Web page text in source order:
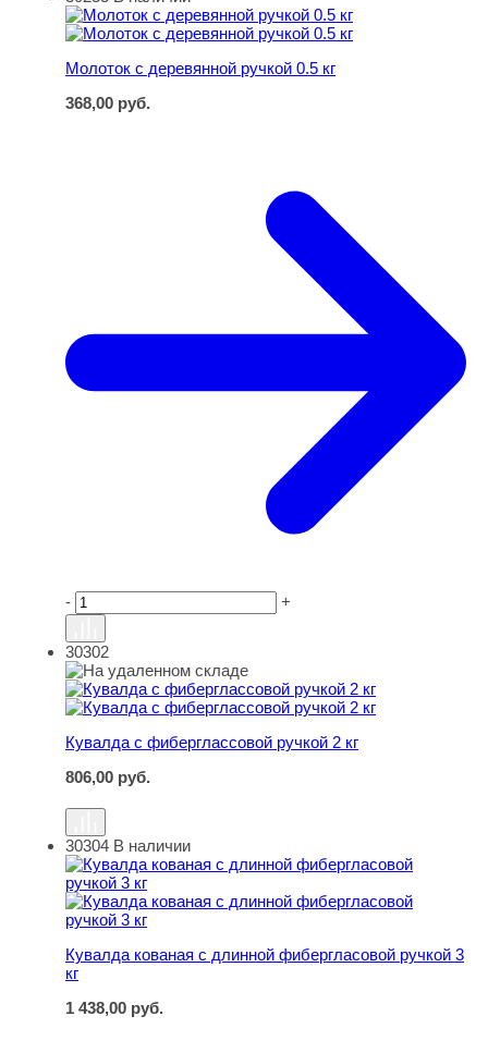
Молоток с деревянной ручкой 0.5 кг
Молоток с деревянной ручкой 0.5 кг
368,00 руб.
- +
Кувалда с фиберглассовой ручкой 2 кг
30302
Кувалда с фиберглассовой ручкой 2 кг
806,00 руб.
Кувалда кованая с длинной фибергласовой ручкой 3 кг
30304 В наличии
Кувалда кованая с длинной фибергласовой ручкой 3
кг
1 438,00 руб.